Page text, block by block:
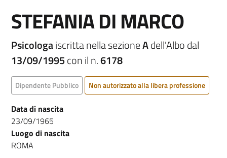
STEFANIA DI MARCO
Psicologaiscritta nella sezioneAdell'Albo dal
13/09/1995con il n.6178
Dipendente Pubblico Non autorizzato alla libera professione
Data di nascita
23/09/1965
Luogo di nascita
ROMA